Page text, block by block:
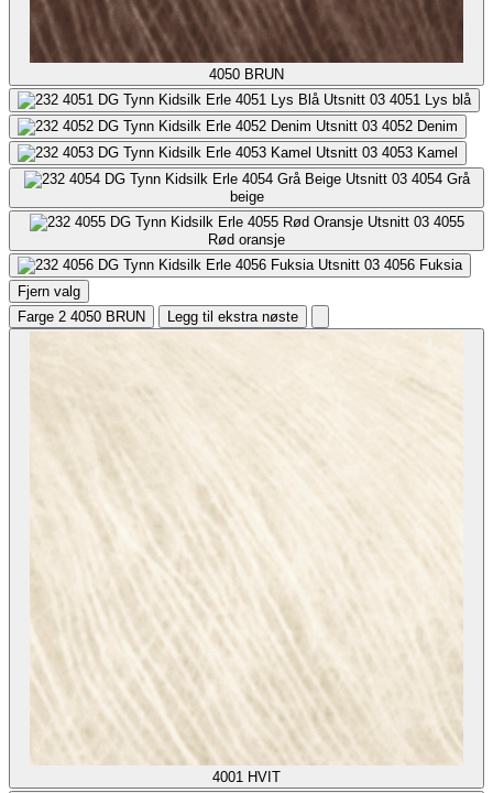
4050 BRUN
4051 Lys blå
4052 Denim
4053 Kamel
4054 Grå
beige
4055
Rød oransje
4056 Fuksia
Fjern valg
Farge 2 4050 BRUN Legg til ekstra nøste
4001 HVIT